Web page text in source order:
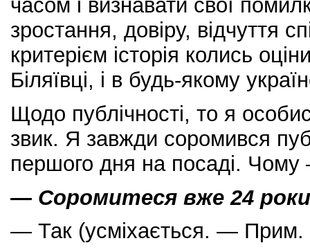
часом і визнавати свої
зростання, довіру, відчуття
критерієм історія колись
Біляївці, і в будь-якому
Щодо публічності, то я
звик. Я завжди соромився
першого дня на посаді.
— Соромитеся вже 24
— Так (усміхається. — Прим.